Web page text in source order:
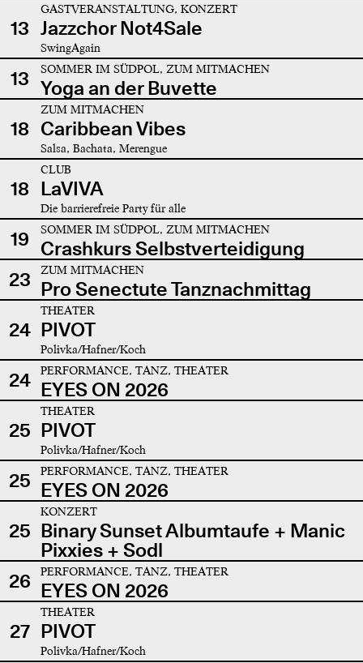
13
GASTVERANSTALTUNG, KONZERT
Jazzchor Not4Sale
SwingAgain
13 SOMMER IM SÜDPOL, ZUM MITMACHEN
Yoga an der Buvette
18
ZUM MITMACHEN
Caribbean Vibes
Salsa, Bachata, Merengue
18
CLUB
LaVIVA
Die barrierefreie Party für alle
19 SOMMER IM SÜDPOL, ZUM MITMACHEN
Crashkurs Selbstverteidigung
23
ZUM MITMACHEN
Pro Senectute Tanznachmittag
24
THEATER
PIVOT
Polivka/Hafner/Koch
24 PERFORMANCE, TANZ, THEATER
EYES ON 2026
25
THEATER
PIVOT
Polivka/Hafner/Koch
25 PERFORMANCE, TANZ, THEATER
EYES ON 2026
25
KONZERT
Binary Sunset Albumtaufe + Manic
Pixxies + Sodl
26
PERFORMANCE, TANZ, THEATER
EYES ON 2026
27
THEATER
PIVOT
Polivka/Hafner/Koch